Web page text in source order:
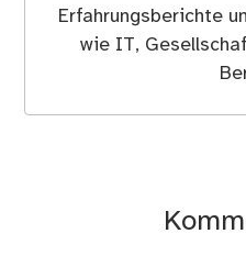
Erfahrungsberichte
wie IT,